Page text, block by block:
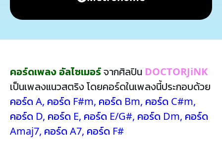
คอร์ดเพลง อัลไซเมอร์จากศิลปิน DOCTORJiNK
เป็นเพลงแนวสตริง โดยคอร์ดในเพลงนี้ประกอบด้วย
คอร์ด A, คอร์ด F#m, คอร์ด Bm, คอร์ด C#m,
คอร์ด D, คอร์ด E, คอร์ด E/G#, คอร์ด Dm, คอร์ด
Amaj7, คอร์ด A7, คอร์ด F#